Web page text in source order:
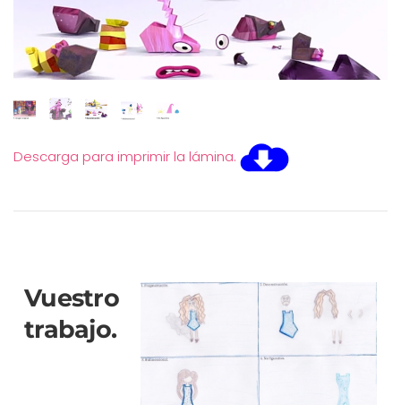
Descarga para imprimir la lámina.
Vuestro
trabajo.